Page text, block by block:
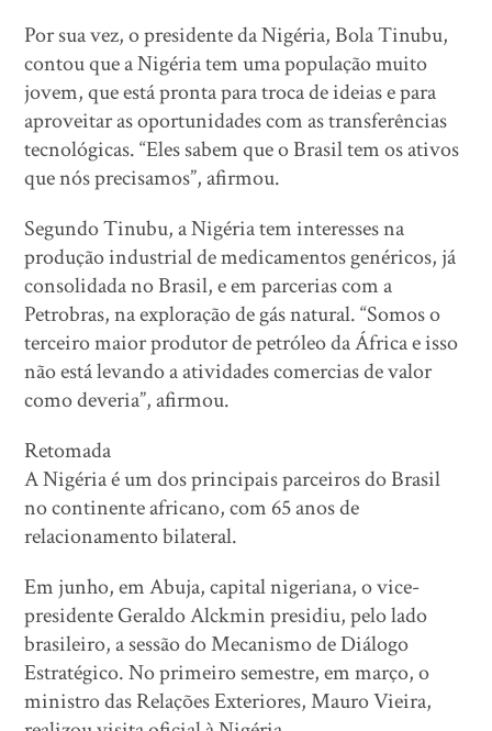
Por sua vez, o presidente da Nigéria, Bola Tinubu,
contou que a Nigéria tem uma população muito
jovem, que está pronta para troca de ideias e para
aproveitar as oportunidades com as transferências
tecnológicas. “Eles sabem que o Brasil tem os ativos
que nós precisamos”, afirmou.
Segundo Tinubu, a Nigéria tem interesses na
produção industrial de medicamentos genéricos, já
consolidada no Brasil, e em parcerias com a
Petrobras, na exploração de gás natural. “Somos o
terceiro maior produtor de petróleo da África e isso
não está levando a atividades comercias de valor
como deveria”, afirmou.
Retomada
A Nigéria é um dos principais parceiros do Brasil
no continente africano, com 65 anos de
relacionamento bilateral.
Em junho, em Abuja, capital nigeriana, o vice-
presidente Geraldo Alckmin presidiu, pelo lado
brasileiro, a sessão do Mecanismo de Diálogo
Estratégico. No primeiro semestre, em março, o
ministro das Relações Exteriores, Mauro Vieira,